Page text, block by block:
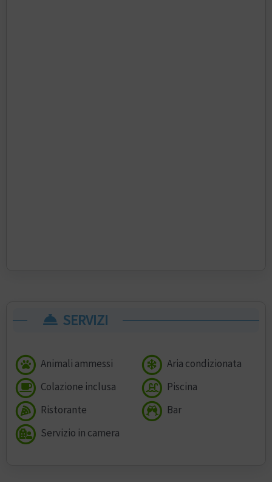
SERVIZI
Animali ammessi
Aria condizionata
Colazione inclusa
Piscina
Ristorante
Bar
Servizio in camera